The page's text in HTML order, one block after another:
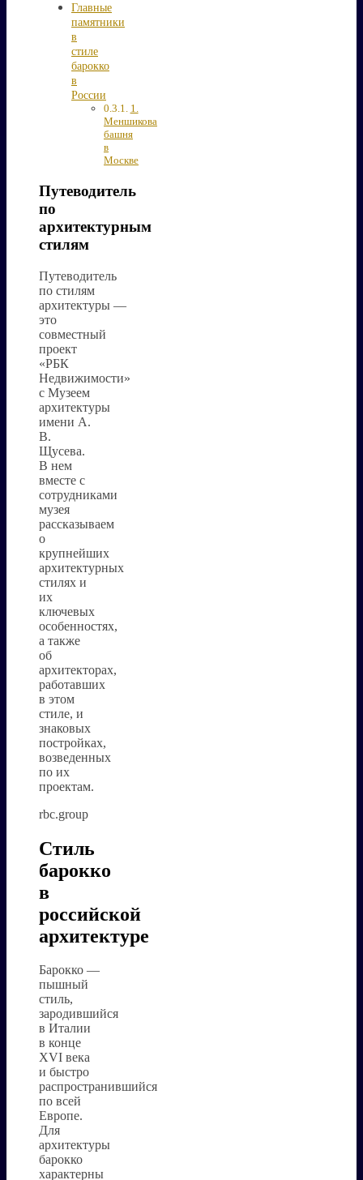
Главные
памятники
в
стиле
барокко
в
России
1.
Меншикова
башня
в
Москве
Путеводитель
по
архитектурным
стилям
Путеводитель
по стилям
архитектуры —
это
совместный
проект
«РБК
Недвижимости»
с Музеем
архитектуры
имени А.
В.
Щусева.
В нем
вместе с
сотрудниками
музея
рассказываем
о
крупнейших
архитектурных
стилях и
их
ключевых
особенностях,
а также
об
архитекторах,
работавших
в этом
стиле, и
знаковых
постройках,
возведенных
по их
проектам.
rbc.group
Стиль
барокко
в
российской
архитектуре
Барокко —
пышный
стиль,
зародившийся
в Италии
в конце
XVI века
и быстро
распространившийся
по всей
Европе.
Для
архитектуры
барокко
характерны